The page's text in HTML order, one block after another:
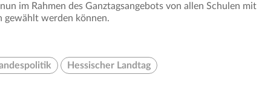
im Rahmen des Ganztagsangebots von allen Schulen mit
gewählt werden können.
Hessischer Landtag